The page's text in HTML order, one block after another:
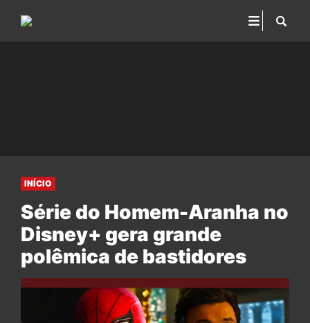
INÍCIO
Série do Homem-Aranha no
Disney+ gera grande
polêmica de bastidores